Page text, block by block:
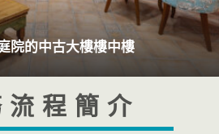
將原有的3+1房改為2房
流程簡介